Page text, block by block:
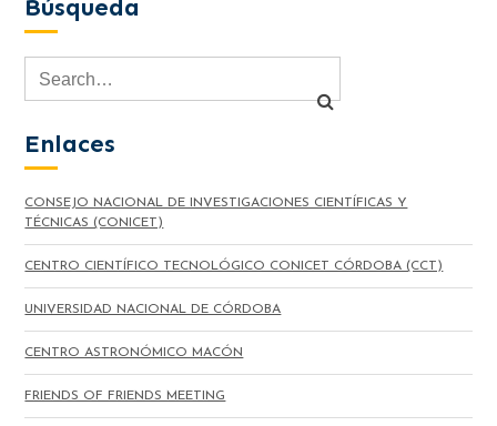
Búsqueda
Enlaces
CONSEJO NACIONAL DE INVESTIGACIONES CIENTÍFICAS Y
TÉCNICAS (CONICET)
CENTRO CIENTÍFICO TECNOLÓGICO CONICET CÓRDOBA (CCT)
UNIVERSIDAD NACIONAL DE CÓRDOBA
CENTRO ASTRONÓMICO MACÓN
FRIENDS OF FRIENDS MEETING